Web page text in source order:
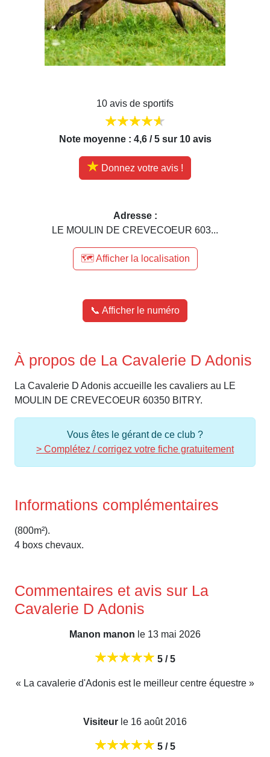
10 avis de sportifs
Note moyenne : 4,6 / 5 sur 10 avis
Donnez votre avis !
Adresse :
LE MOULIN DE CREVECOEUR 603...
🗺️ Afficher la localisation
📞 Afficher le numéro
À propos de La Cavalerie D Adonis
La Cavalerie D Adonis accueille les cavaliers au LE
MOULIN DE CREVECOEUR 60350 BITRY.
Vous êtes le gérant de ce club ?
> Complétez / corrigez votre fiche gratuitement
Informations complémentaires
(800m²).
4 boxs chevaux.
Commentaires et avis sur La
Cavalerie D Adonis
Manon manon le 13 mai 2026
5 / 5
« La cavalerie d'Adonis est le meilleur centre équestre »
Visiteur le 16 août 2016
5 / 5